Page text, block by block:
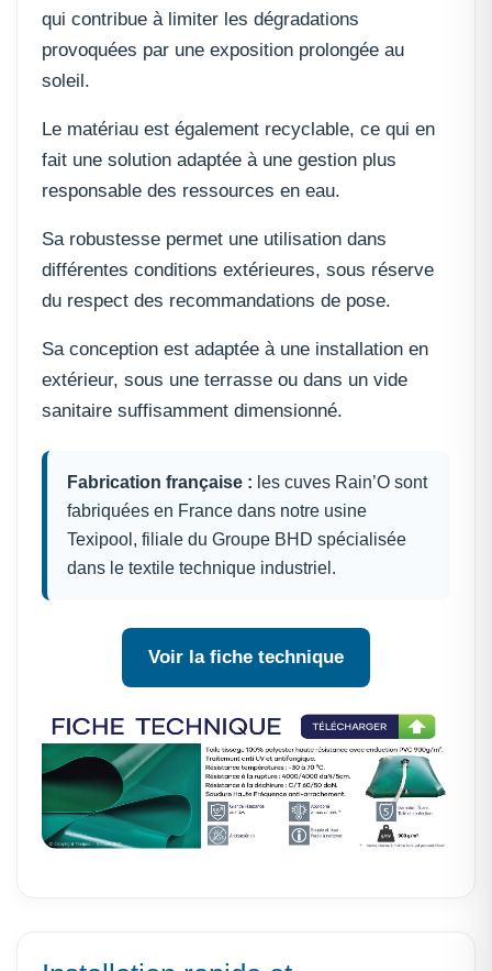
qui contribue à limiter les dégradations
provoquées par une exposition prolongée au
soleil.
Le matériau est également recyclable, ce qui en
fait une solution adaptée à une gestion plus
responsable des ressources en eau.
Sa robustesse permet une utilisation dans
différentes conditions extérieures, sous réserve
du respect des recommandations de pose.
Sa conception est adaptée à une installation en
extérieur, sous une terrasse ou dans un vide
sanitaire suffisamment dimensionné.
Fabrication française : les cuves Rain’O sont
fabriquées en France dans notre usine
Texipool, filiale du Groupe BHD spécialisée
dans le textile technique industriel.
Voir la fiche technique